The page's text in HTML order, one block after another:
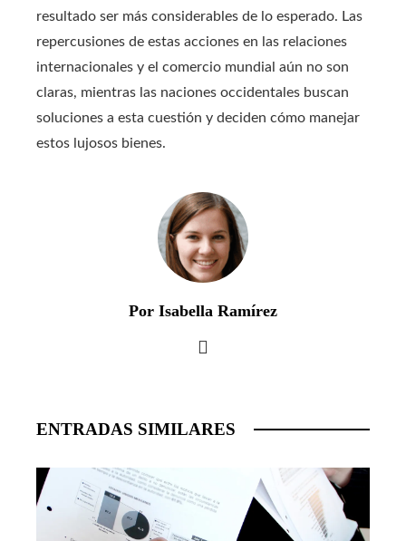
resultado ser más considerables de lo esperado. Las
repercusiones de estas acciones en las relaciones
internacionales y el comercio mundial aún no son
claras, mientras las naciones occidentales buscan
soluciones a esta cuestión y deciden cómo manejar
estos lujosos bienes.
Por Isabella Ramírez
ENTRADAS SIMILARES